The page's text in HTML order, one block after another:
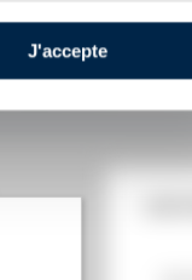
J'accepte